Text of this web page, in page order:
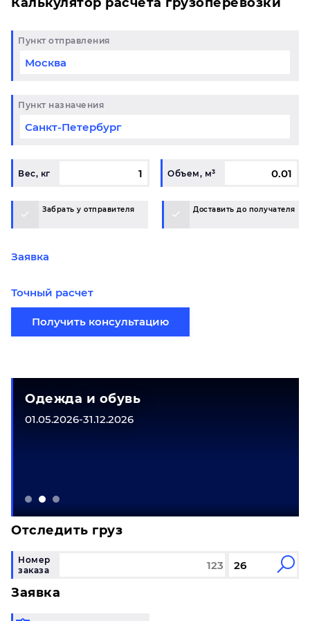
Пункт отправления
Пункт назначения
Вес, кг Объем, м³
Забрать у отправителя Доставить до получателя
Заявка
Точный расчет
Получить консультацию
Одежда и обувь
01.05.2026-31.12.2026
Отследить груз
Номер
заказа
Заявка